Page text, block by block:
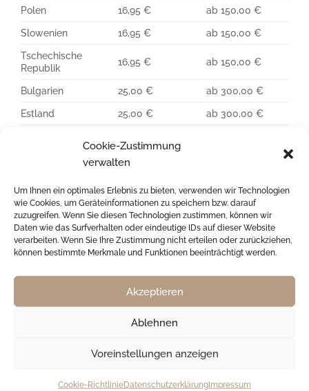
Cookie-Zustimmung
verwalten
Um Ihnen ein optimales Erlebnis zu bieten, verwenden wir Technologien
wie Cookies, um Geräteinformationen zu speichern bzw. darauf
zuzugreifen. Wenn Sie diesen Technologien zustimmen, können wir
Daten wie das Surfverhalten oder eindeutige IDs auf dieser Website
verarbeiten. Wenn Sie Ihre Zustimmung nicht erteilen oder zurückziehen,
können bestimmte Merkmale und Funktionen beeinträchtigt werden.
Akzeptieren
Ablehnen
Voreinstellungen anzeigen
Cookie-RichtlinieDatenschutzerklärungImpressum
Polen
16,95 €
ab 150,00 €
Slowenien
16,95 €
ab 150,00 €
Tschechische
Republik
16,95 € ab 150,00 €
Bulgarien 25,00 €
ab 300,00 €
Estland
25,00 €
ab 300,00 €
25,00 €
Litauen
25,00 €
ab 300,00 €
Portugal
25,00 €
ab 300,00 €
Rumänien
25,00 €
ab 300,00 €
25,00 €
25,00 €